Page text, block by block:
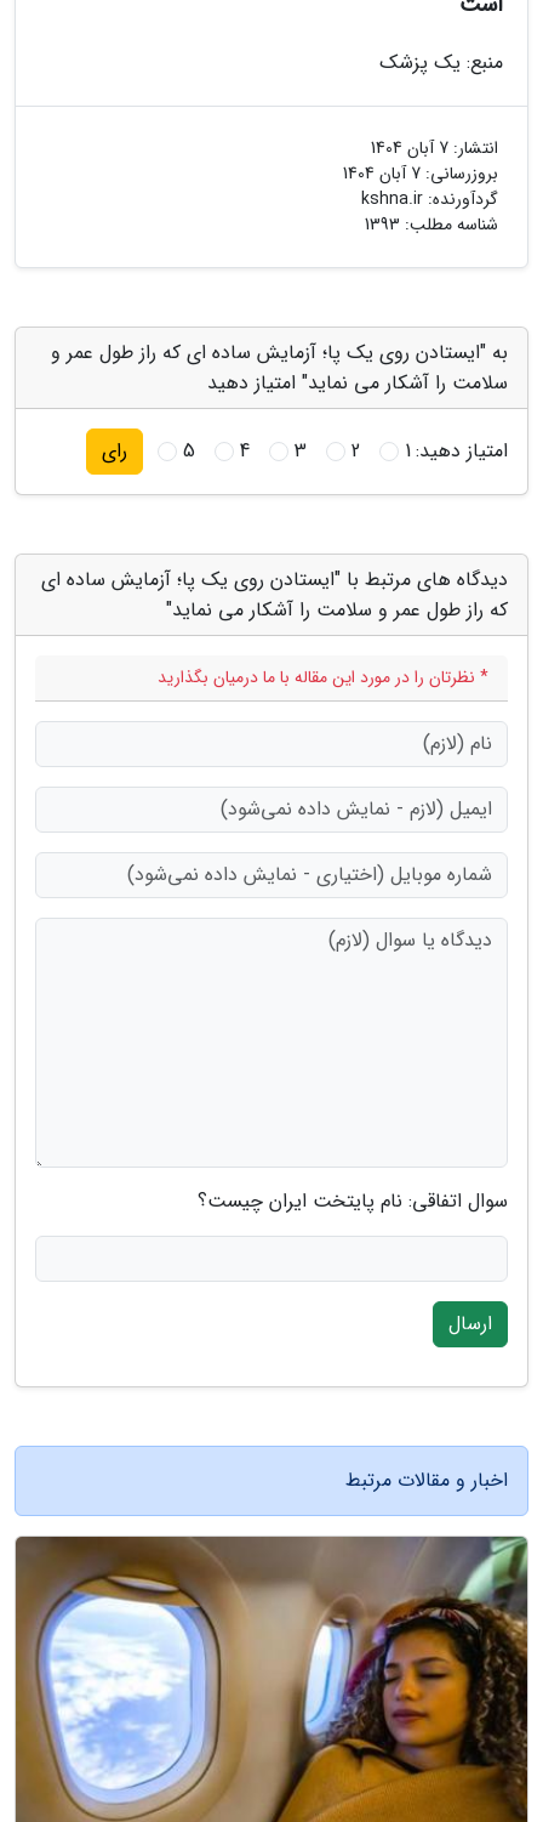
منبع: یک پزشک
انتشار: 7 آبان 1404
بروزرسانی: 7 آبان 1404
گردآورنده: kshna.ir
شناسه مطلب: 1393
به "ایستادن روی یک پا؛ آزمایش ساده ای که راز طول عمر و
سلامت را آشکار می نماید" امتیاز دهید
امتیاز دهید:1
2
3
4
5 رای
دیدگاه های مرتبط با "ایستادن روی یک پا؛ آزمایش ساده ای
که راز طول عمر و سلامت را آشکار می نماید"
* نظرتان را در مورد این مقاله با ما درمیان بگذارید
سوال اتفاقی: نام پایتخت ایران چیست؟
ارسال
اخبار و مقالات مرتبط